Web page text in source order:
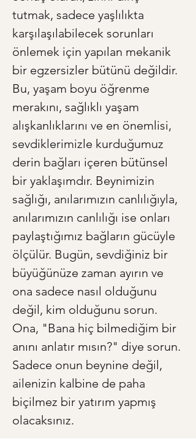
tutmak, sadece yaşlılıkta
karşılaşılabilecek sorunları
önlemek için yapılan mekanik
bir egzersizler bütünü değildir.
Bu, yaşam boyu öğrenme
merakını, sağlıklı yaşam
alışkanlıklarını ve en önemlisi,
sevdiklerimizle kurduğumuz
derin bağları içeren bütünsel
bir yaklaşımdır. Beynimizin
sağlığı, anılarımızın canlılığıyla,
anılarımızın canlılığı ise onları
paylaştığımız bağların gücüyle
ölçülür. Bugün, sevdiğiniz bir
büyüğünüze zaman ayırın ve
ona sadece nasıl olduğunu
değil, kim olduğunu sorun.
Ona, "Bana hiç bilmediğim bir
anını anlatır mısın?" diye sorun.
Sadece onun beynine değil,
ailenizin kalbine de paha
biçilmez bir yatırım yapmış
olacaksınız.